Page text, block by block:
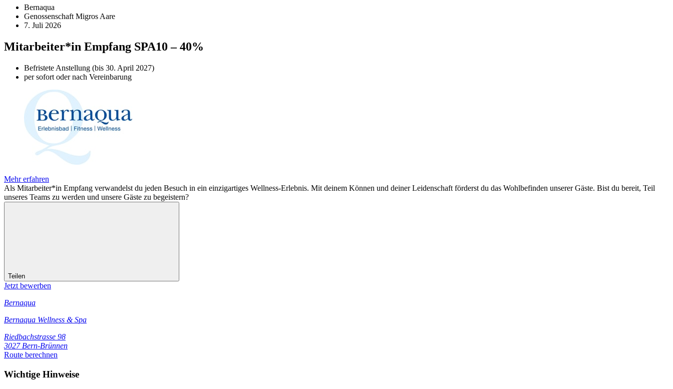
Bernaqua
Genossenschaft Migros Aare
7. Juli 2026
Mitarbeiter*in Empfang SPA10 – 40%
Befristete Anstellung (bis 30. April 2027)
per sofort oder nach Vereinbarung
Mehr erfahren
Als Mitarbeiter*in Empfang verwandelst du jeden Besuch in ein einzigartiges Wellness-Erlebnis. Mit deinem Können und deiner Leidenschaft förderst du das Wohlbefinden unserer Gäste. Bist du bereit, Teil
unseres Teams zu werden und unsere Gäste zu begeistern?
Teilen
Jetzt bewerben
Bernaqua
Bernaqua Wellness & Spa
Riedbachstrasse 98
3027 Bern-Brünnen
Route berechnen
Wichtige Hinweise